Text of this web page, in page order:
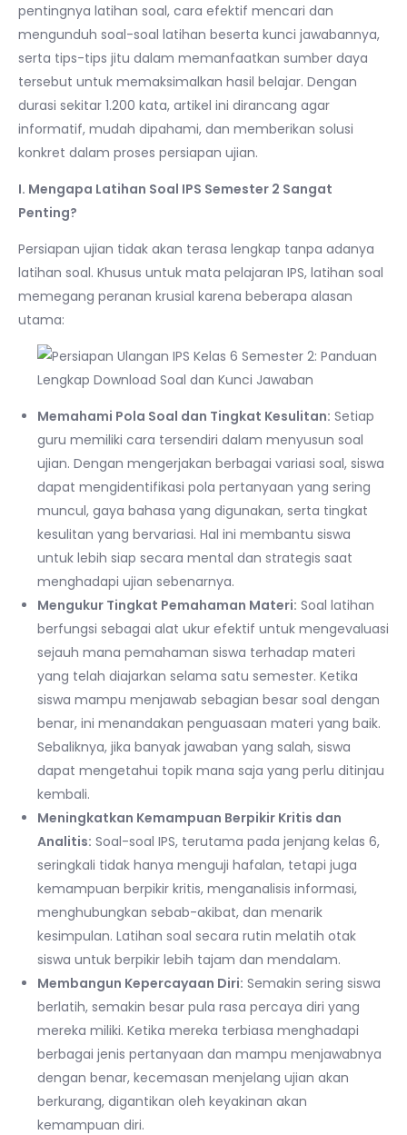
pentingnya latihan soal, cara efektif mencari dan
mengunduh soal-soal latihan beserta kunci jawabannya,
serta tips-tips jitu dalam memanfaatkan sumber daya
tersebut untuk memaksimalkan hasil belajar. Dengan
durasi sekitar 1.200 kata, artikel ini dirancang agar
informatif, mudah dipahami, dan memberikan solusi
konkret dalam proses persiapan ujian.
I. Mengapa Latihan Soal IPS Semester 2 Sangat
Penting?
Persiapan ujian tidak akan terasa lengkap tanpa adanya
latihan soal. Khusus untuk mata pelajaran IPS, latihan soal
memegang peranan krusial karena beberapa alasan
utama:
Memahami Pola Soal dan Tingkat Kesulitan: Setiap
guru memiliki cara tersendiri dalam menyusun soal
ujian. Dengan mengerjakan berbagai variasi soal, siswa
dapat mengidentifikasi pola pertanyaan yang sering
muncul, gaya bahasa yang digunakan, serta tingkat
kesulitan yang bervariasi. Hal ini membantu siswa
untuk lebih siap secara mental dan strategis saat
menghadapi ujian sebenarnya.
Mengukur Tingkat Pemahaman Materi: Soal latihan
berfungsi sebagai alat ukur efektif untuk mengevaluasi
sejauh mana pemahaman siswa terhadap materi
yang telah diajarkan selama satu semester. Ketika
siswa mampu menjawab sebagian besar soal dengan
benar, ini menandakan penguasaan materi yang baik.
Sebaliknya, jika banyak jawaban yang salah, siswa
dapat mengetahui topik mana saja yang perlu ditinjau
kembali.
Meningkatkan Kemampuan Berpikir Kritis dan
Analitis: Soal-soal IPS, terutama pada jenjang kelas 6,
seringkali tidak hanya menguji hafalan, tetapi juga
kemampuan berpikir kritis, menganalisis informasi,
menghubungkan sebab-akibat, dan menarik
kesimpulan. Latihan soal secara rutin melatih otak
siswa untuk berpikir lebih tajam dan mendalam.
Membangun Kepercayaan Diri: Semakin sering siswa
berlatih, semakin besar pula rasa percaya diri yang
mereka miliki. Ketika mereka terbiasa menghadapi
berbagai jenis pertanyaan dan mampu menjawabnya
dengan benar, kecemasan menjelang ujian akan
berkurang, digantikan oleh keyakinan akan
kemampuan diri.